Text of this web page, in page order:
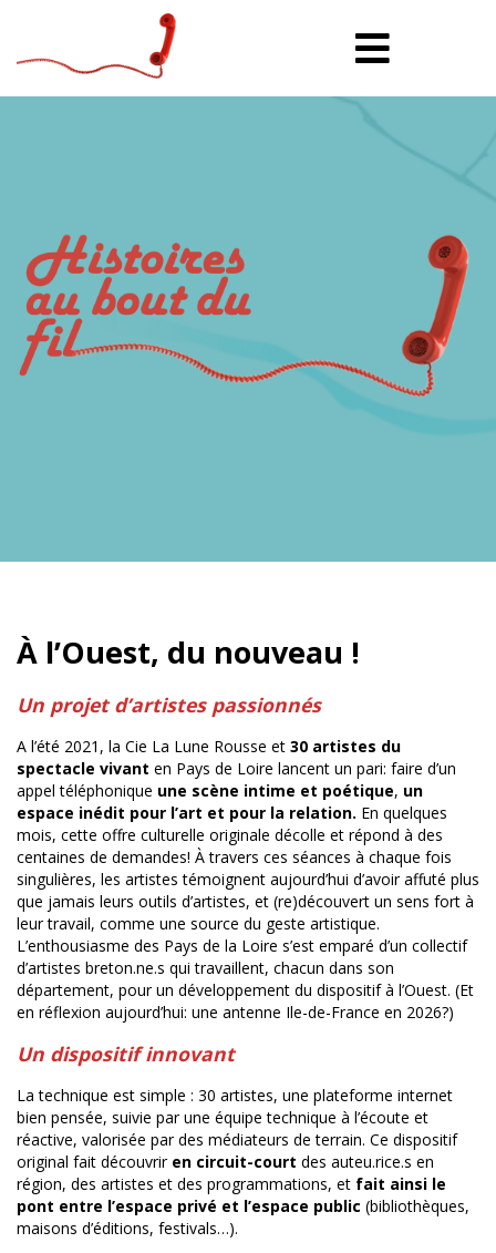
À l’Ouest, du nouveau !
Un projet d’artistes passionnés
A l’été 2021, la Cie La Lune Rousse et 30 artistes du
spectacle vivant en Pays de Loire lancent un pari: faire d’un
appel téléphonique une scène intime et poétique, un
espace inédit pour l’art et pour la relation. En quelques
mois, cette offre culturelle originale décolle et répond à des
centaines de demandes! À travers ces séances à chaque fois
singulières, les artistes témoignent aujourd’hui d’avoir affuté plus
que jamais leurs outils d’artistes, et (re)découvert un sens fort à
leur travail, comme une source du geste artistique.
L’enthousiasme des Pays de la Loire s’est emparé d’un collectif
d’artistes breton.ne.s qui travaillent, chacun dans son
département, pour un développement du dispositif à l’Ouest. (Et
en réflexion aujourd’hui: une antenne Ile-de-France en 2026?)
Un dispositif innovant
La technique est simple : 30 artistes, une plateforme internet
bien pensée, suivie par une équipe technique à l’écoute et
réactive, valorisée par des médiateurs de terrain. Ce dispositif
original fait découvrir en circuit-court des auteu.rice.s en
région, des artistes et des programmations, et fait ainsi le
pont entre l’espace privé et l’espace public (bibliothèques,
maisons d’éditions, festivals…).